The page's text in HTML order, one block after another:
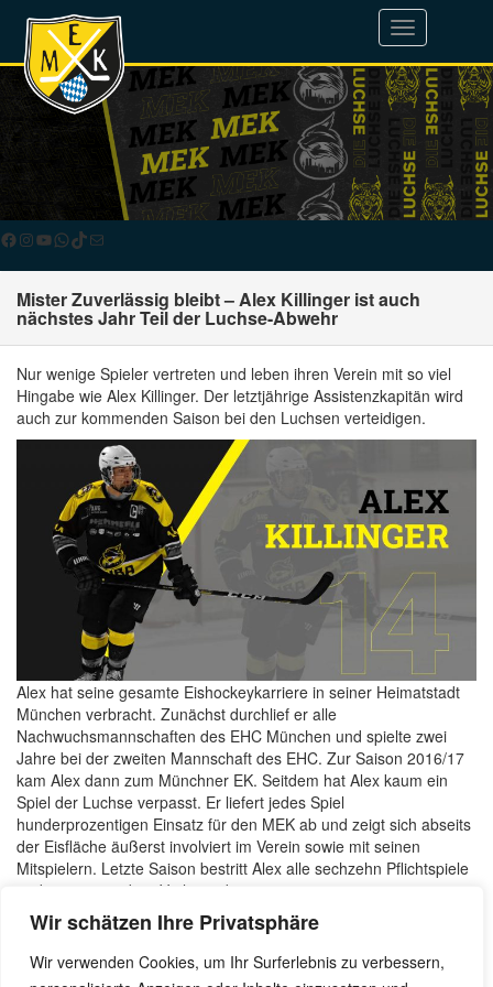
Wir schätzen Ihre Privatsphäre
Wir verwenden Cookies, um Ihr Surferlebnis zu verbessern,
Toggle
navigation
Facebook
Instagram
YouTube
WhatsApp
TikTok
E-Mail
Mister Zuverlässig bleibt – Alex Killinger ist auch
nächstes Jahr Teil der Luchse-Abwehr
Nur wenige Spieler vertreten und leben ihren Verein mit so viel
Hingabe wie Alex Killinger. Der letztjährige Assistenzkapitän wird
auch zur kommenden Saison bei den Luchsen verteidigen.
Alex hat seine gesamte Eishockeykarriere in seiner Heimatstadt
München verbracht. Zunächst durchlief er alle
Nachwuchsmannschaften des EHC München und spielte zwei
Jahre bei der zweiten Mannschaft des EHC. Zur Saison 2016/17
kam Alex dann zum Münchner EK. Seitdem hat Alex kaum ein
Spiel der Luchse verpasst. Er liefert jedes Spiel
hunderprozentigen Einsatz für den MEK ab und zeigt sich abseits
der Eisfläche äußerst involviert im Verein sowie mit seinen
Mitspielern. Letzte Saison bestritt Alex alle sechzehn Pflichtspiele
und steuerte sieben Vorlagen bei.
Wir bedanken uns bei Alex für sein außerordentliches Maß an
gemeinsame Saison!